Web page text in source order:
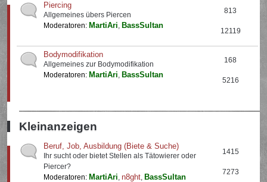
Piercing
Allgemeines übers Piercen
Moderatoren: MartiAri, BassSultan
813
12119
Bodymodifikation
Allgemeines zur Bodymodifikation
Moderatoren: MartiAri, BassSultan
168
5216
Kleinanzeigen
Beruf, Job, Ausbildung (Biete & Suche)
Ihr sucht oder bietet Stellen als Tätowierer oder
Piercer?
Moderatoren: MartiAri,n8ght, BassSultan
1415
7273